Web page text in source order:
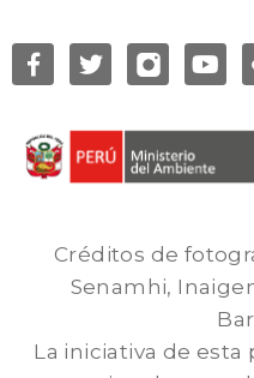
Créditos de
Senamhi,
La iniciativa de